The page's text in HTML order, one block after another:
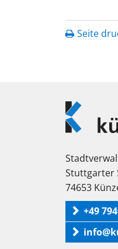
Seite
Logo
Künzelsau
Stuttgarter
74653
+49